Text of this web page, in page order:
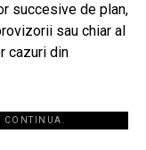
succesive de plan,
sau chiar al
cazuri din
CONTINUA.